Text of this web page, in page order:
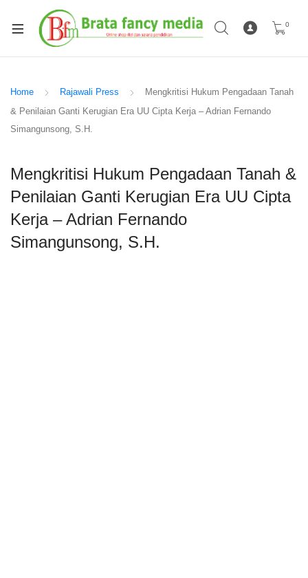
0
Home Rajawali Press
Mengkritisi Hukum Pengadaan Tanah
& Penilaian Ganti Kerugian Era UU Cipta Kerja – Adrian Fernando
Simangunsong, S.H.
Mengkritisi Hukum Pengadaan Tanah &
Penilaian Ganti Kerugian Era UU Cipta
Kerja – Adrian Fernando
Simangunsong, S.H.